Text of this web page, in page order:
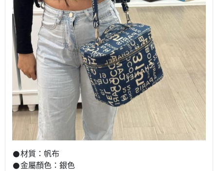
𒊹︎材質：帆布
𒊹︎金屬顏色：銀色